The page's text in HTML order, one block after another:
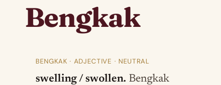
Bengkak
BENGKAK · ADJECTIVE · NEUTRAL
swelling / swollen. Bengkak